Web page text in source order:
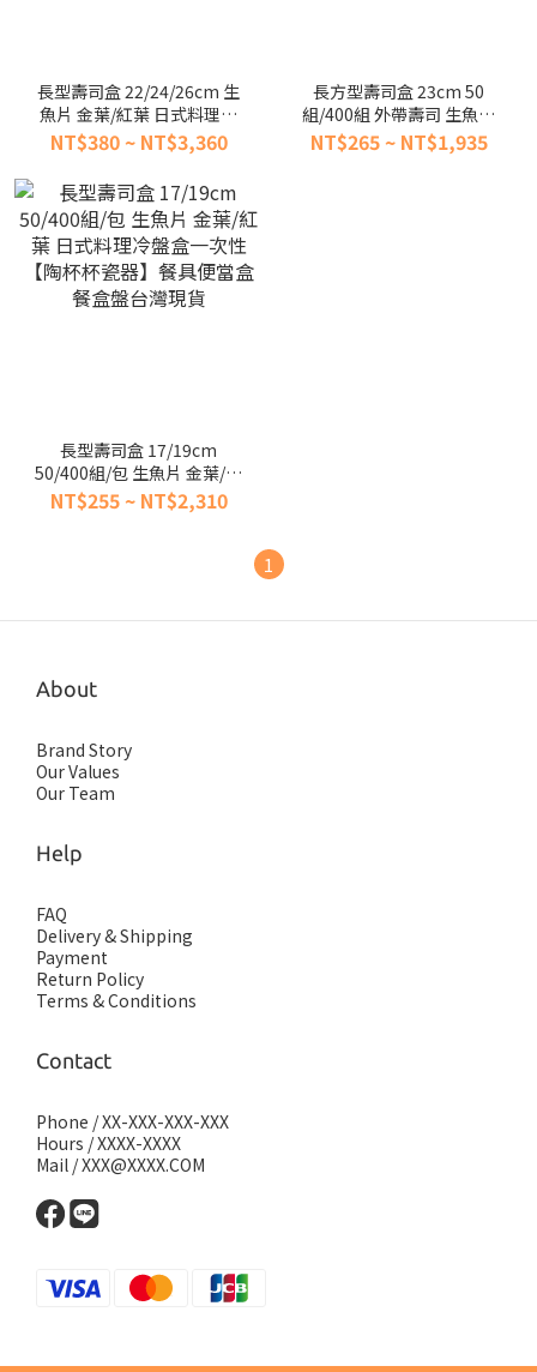
長型壽司盒 22/24/26cm 生
魚片 金葉/紅葉 日式料理冷
盤盒【陶杯杯瓷器】餐具便
當盒餐盒盤台灣現貨
NT$380 ~ NT$3,360
長方型壽司盒 23cm 50
組/400組 外帶壽司 生魚片
金葉/紅葉 日式料理 冷盤盒
【陶杯杯瓷器】餐具便當盒
NT$265 ~ NT$1,935
長型壽司盒 17/19cm
50/400組/包 生魚片 金葉/紅
葉 日式料理冷盤盒一次性
【陶杯杯瓷器】餐具便當盒
NT$255 ~ NT$2,310
1
About
Brand Story
Our Values
Our Team
Help
FAQ
Delivery & Shipping
Payment
Return Policy
Terms & Conditions
Contact
Phone / XX-XXX-XXX-XXX
Hours / XXXX-XXXX
Mail / XXX@XXXX.COM